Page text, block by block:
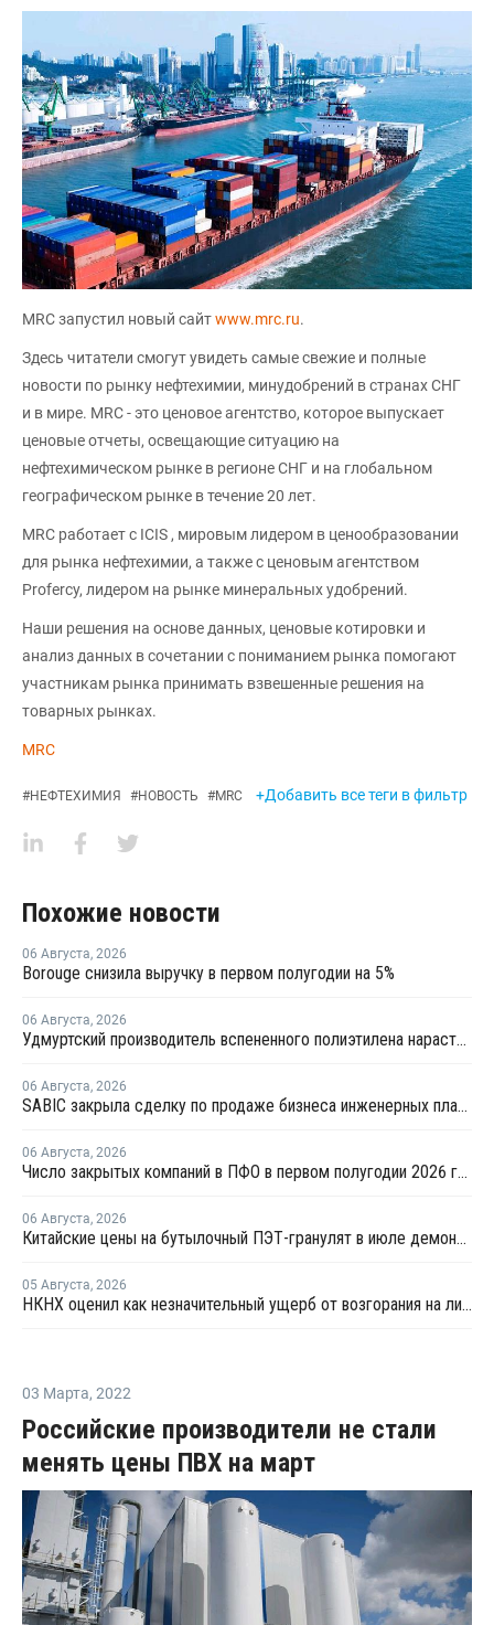
MRC запустил новый сайтwww.mrc.ru.
Здесь читатели смогут увидеть самые свежие и полные
новости по рынку нефтехимии, минудобрений в странах СНГ
и в мире. MRC - это ценовое агентство, которое выпускает
ценовые отчеты, освещающие ситуацию на
нефтехимическом рынке в регионе СНГ и на глобальном
географическом рынке в течение 20 лет.
MRC работает с ICIS , мировым лидером в ценообразовании
для рынка нефтехимии, а также с ценовым агентством
Profercy, лидером на рынке минеральных удобрений.
Наши решения на основе данных, ценовые котировки и
анализ данных в сочетании с пониманием рынка помогают
участникам рынка принимать взвешенные решения на
товарных рынках.
MRC
#НЕФТЕХИМИЯ #НОВОСТЬ #MRC +Добавить все теги в фильтр
Похожие новости
06 Августа, 2026
Borouge снизила выручку в первом полугодии на 5%
06 Августа, 2026
Удмуртский производитель вспененного полиэтилена нарастит выпуск на 15%
06 Августа, 2026
SABIC закрыла сделку по продаже бизнеса инженерных пластиков компании Mutares за USD450 млн
06 Августа, 2026
Число закрытых компаний в ПФО в первом полугодии 2026 года вдвое превысило число новых
06 Августа, 2026
Китайские цены на бутылочный ПЭТ-гранулят в июле демонстрировали сильную волатильность
05 Августа, 2026
НКНХ оценил как незначительный ущерб от возгорания на линии полистирола
03 Марта, 2022
Российские производители не стали
менять цены ПВХ на март